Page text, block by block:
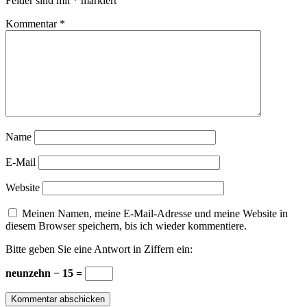
Kommentar *
Name
E-Mail
Website
Meinen Namen, meine E-Mail-Adresse und meine Website in
diesem Browser speichern, bis ich wieder kommentiere.
Bitte geben Sie eine Antwort in Ziffern ein:
neunzehn − 15 =